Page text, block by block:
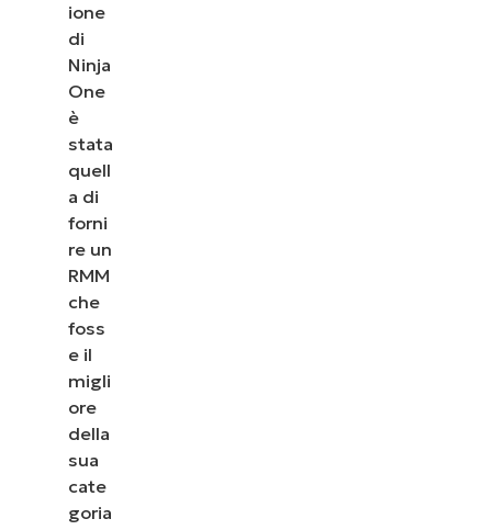
ione
di
Ninja
One
è
stata
quell
a di
forni
re un
RMM
che
foss
e il
migli
ore
della
sua
cate
goria